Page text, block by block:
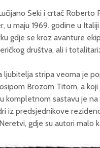
Seki i crtač
u maju 1969. godine u
gdje se kroz avanture
društva, ali i
ljubitelja stripa veoma je
Brozom Titom, a
kompletnom sastavu je na
iz predsjednikove
gdje su autori malo